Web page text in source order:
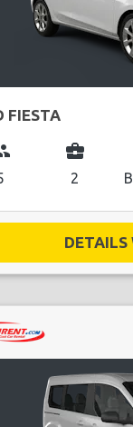
FIESTA
business_center
2
DETAILS